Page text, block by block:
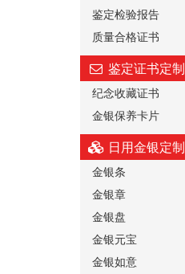
鉴定检验报告
质量合格证书
鉴定证书定制
纪念收藏证书
金银保养卡片
日用金银定制
金银条
金银章
金银盘
金银元宝
金银如意